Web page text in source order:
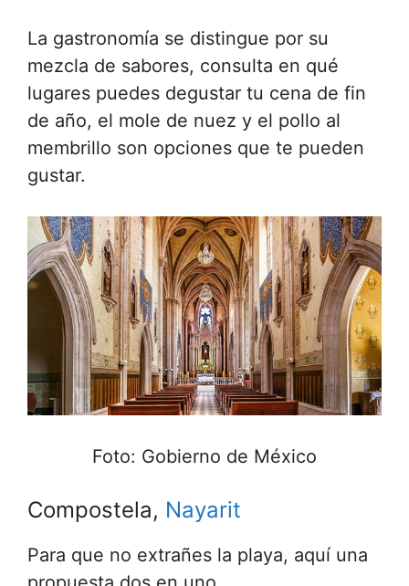
La gastronomía se distingue por su
mezcla de sabores, consulta en qué
lugares puedes degustar tu cena de fin
de año, el mole de nuez y el pollo al
membrillo son opciones que te pueden
gustar.
Foto: Gobierno de México
Compostela, Nayarit
Para que no extrañes la playa, aquí una